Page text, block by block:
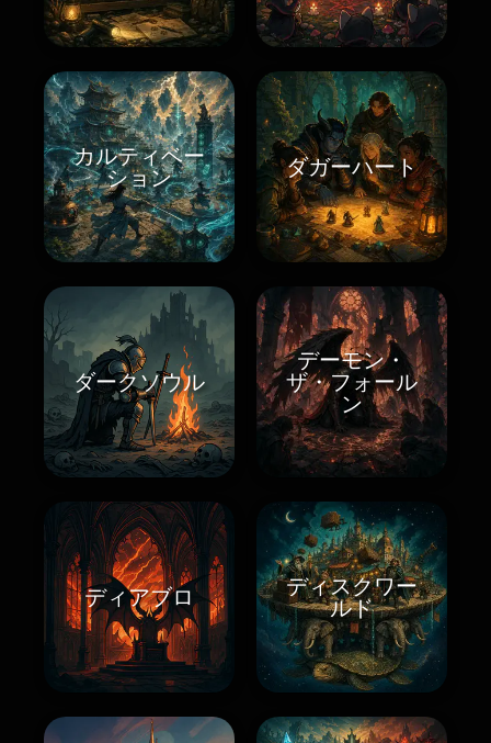
カルティベー
ション
ダガーハート
ダークソウル
デーモン・
ザ・フォール
ン
ディアブロ
ディスクワー
ルド